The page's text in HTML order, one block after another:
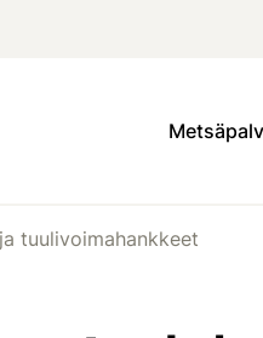
tuulivoimahankkeet